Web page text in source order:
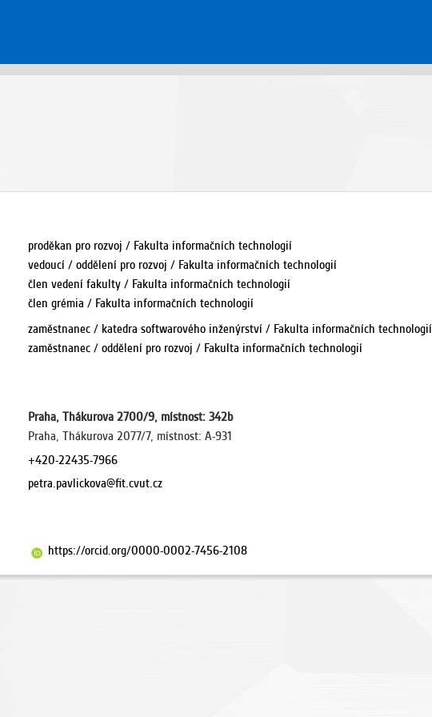
proděkan pro rozvoj / Fakulta informačních technologií
vedoucí / oddělení pro rozvoj / Fakulta informačních technologií
člen vedení fakulty / Fakulta informačních technologií
člen grémia / Fakulta informačních technologií
zaměstnanec / katedra softwarového inženýrství / Fakulta informačních technologií
zaměstnanec / oddělení pro rozvoj / Fakulta informačních technologií
Praha, Thákurova 2700/9, místnost: 342b
Praha, Thákurova 2077/7, místnost: A-931
+420-22435-7966
petra.pavlickova@fit.cvut.cz
https://orcid.org/0000-0002-7456-2108